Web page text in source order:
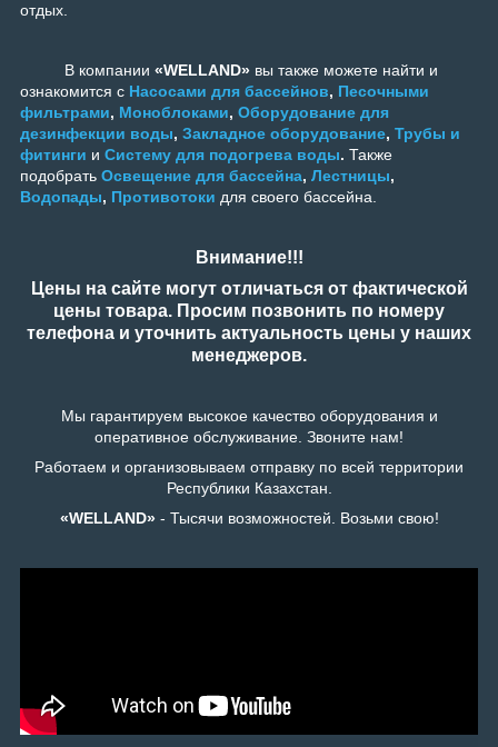
отдых.
В компании «WELLAND» вы также можете найти и
ознакомится с Насосами для бассейнов, Песочными
фильтрами, Моноблоками, Оборудование для
дезинфекции воды, Закладное оборудование, Трубы и
фитинги и Систему для подогрева воды. Также
подобрать Освещение для бассейна, Лестницы,
Водопады, Противотоки для своего бассейна.
Внимание!!!
Цены на сайте могут отличаться от фактической
цены товара. Просим позвонить по номеру
телефона и уточнить актуальность цены у наших
менеджеров.
Мы гарантируем высокое качество оборудования и
оперативное обслуживание. Звоните нам!
Работаем и организовываем отправку по всей территории
Республики Казахстан.
«WELLAND»- Тысячи возможностей. Возьми свою!